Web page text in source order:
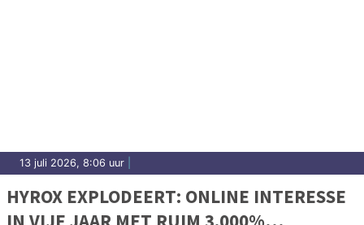
13 juli 2026, 8:06 uur
HYROX EXPLODEERT: ONLINE INTERESSE
IN VIJF JAAR MET RUIM 3.000%